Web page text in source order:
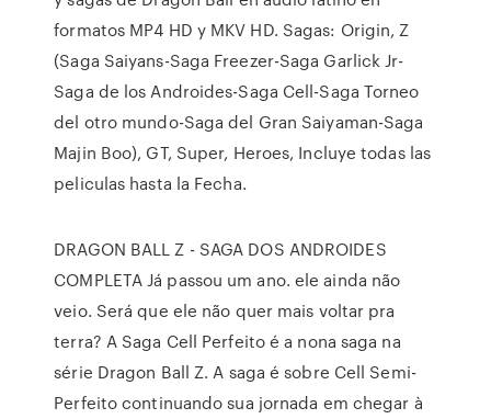
formatos MP4 HD y MKV HD. Sagas: Origin, Z
(Saga Saiyans-Saga Freezer-Saga Garlick Jr-
Saga de los Androides-Saga Cell-Saga Torneo
del otro mundo-Saga del Gran Saiyaman-Saga
Majin Boo), GT, Super, Heroes, Incluye todas las
peliculas hasta la Fecha.
DRAGON BALL Z - SAGA DOS ANDROIDES
COMPLETA Já passou um ano. ele ainda não
veio. Será que ele não quer mais voltar pra
terra? A Saga Cell Perfeito é a nona saga na
série Dragon Ball Z. A saga é sobre Cell Semi-
Perfeito continuando sua jornada em chegar à